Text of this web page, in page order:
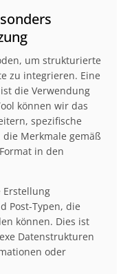
um strukturierte
zu integrieren. Eine
die Verwendung
können wir das
spezifische
Merkmale gemäß
in den
Erstellung
Post-Typen, die
können. Dies ist
Datenstrukturen
oder